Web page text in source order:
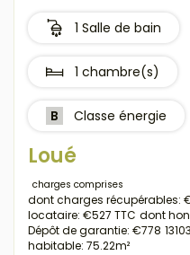
1 Salle de bain
1 chambre(s)
B Classe énergie
Loué
charges comprises
dont charges récupérables:
locataire: €527 TTC dont
Dépôt de garantie: €778
habitable: 75.22m²